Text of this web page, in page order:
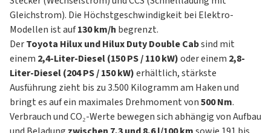
Gleichstrom). Die Höchstgeschwindigkeit bei Elektro-
Modellen ist auf130 km/h begrenzt.
DerToyota Hilux und Hilux Duty Double Cabsind mit
einem 2,4-Liter-Diesel (150 PS / 110 kW)oder einem 2,8-
Liter-Diesel (204 PS / 150 kW)erhältlich, stärkste
Ausführung zieht bis zu 3.500 Kilogramm am Haken und
bringt es auf ein maximales Drehmoment von500 Nm.
Verbrauch und CO₂-Werte bewegen sich abhängig von Aufbau